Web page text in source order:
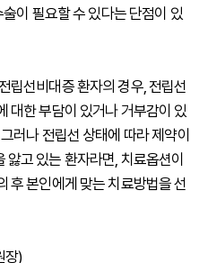
이 필요할 수 있다는 단점이 있
립선비대증 환자의 경우, 전립선
대한 부담이 있거나 거부감이 있
러나 전립선 상태에 따라 제약이
고 있는 환자라면, 치료옵션이
후 본인에게 맞는 치료방법을 선
장)